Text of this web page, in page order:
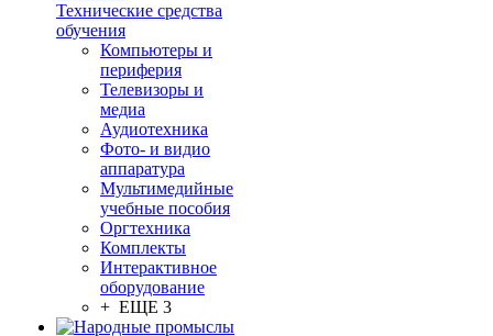
Технические средства
обучения
Компьютеры и
периферия
Телевизоры и
медиа
Аудиотехника
Фото- и видио
аппаратура
Мультимедийные
учебные пособия
Оргтехника
Комплекты
Интерактивное
оборудование
+ ЕЩЕ 3